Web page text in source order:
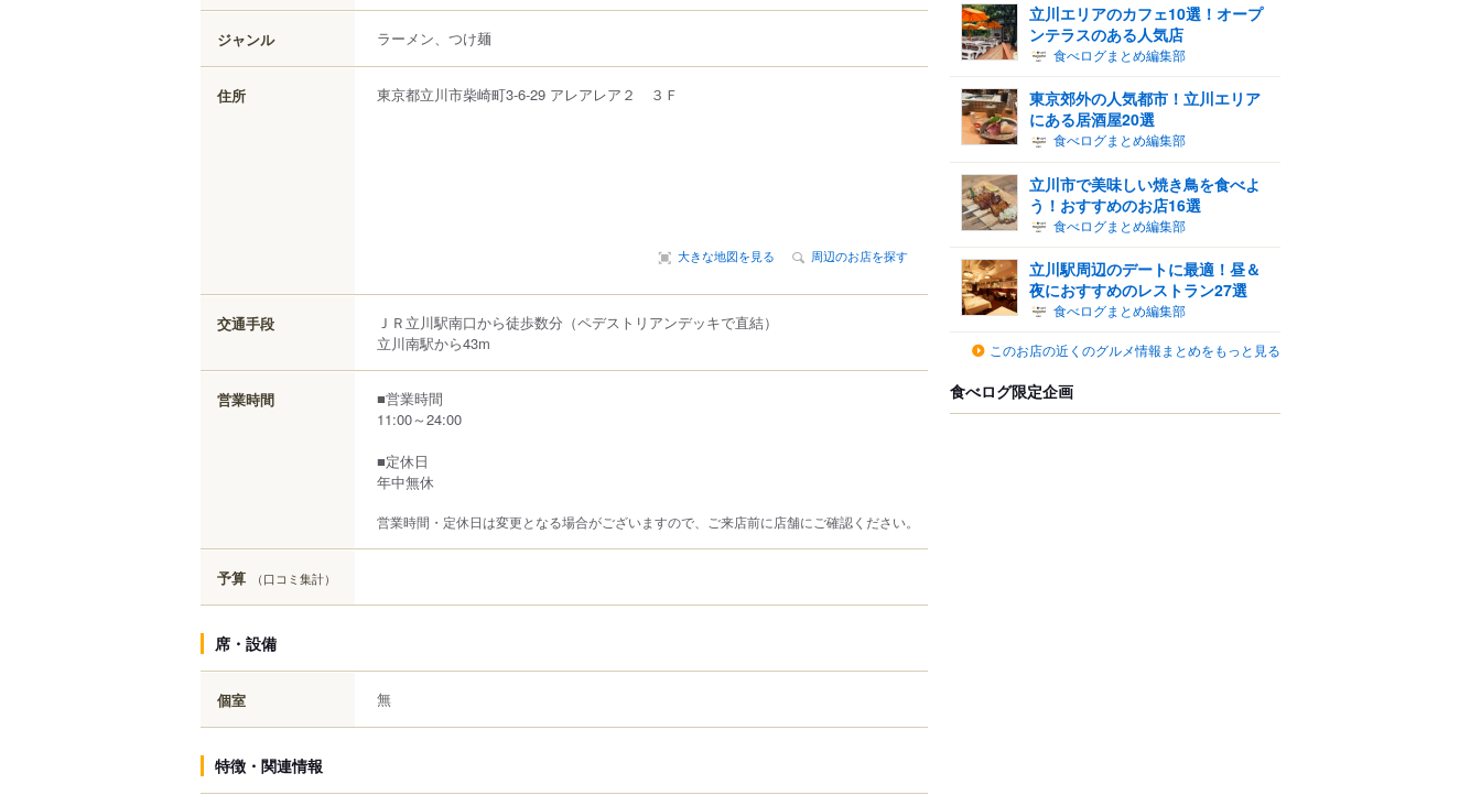
ジャンル ラーメン、つけ麺
住所 東京都立川市柴崎町3-6-29 アレアレア２ ３Ｆ
大きな地図を見る 周辺のお店を探す
交通手段
ＪＲ立川駅南口から徒歩数分（ペデストリアンデッキで直結）
立川南駅から43m
営業時間
■営業時間
11:00～24:00
■定休日
年中無休
営業時間・定休日は変更となる場合がございますので、ご来店前に店舗にご確認ください。
予算 （口コミ集計）
席・設備
個室 無
特徴・関連情報
立川エリアのカフェ10選！オープ
ンテラスのある人気店
食べログまとめ編集部
東京郊外の人気都市！立川エリア
にある居酒屋20選
食べログまとめ編集部
立川市で美味しい焼き鳥を食べよ
う！おすすめのお店16選
食べログまとめ編集部
立川駅周辺のデートに最適！昼＆
夜におすすめのレストラン27選
食べログまとめ編集部
このお店の近くのグルメ情報まとめをもっと見る
食べログ限定企画